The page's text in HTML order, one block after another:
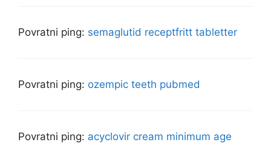
Povratni ping: semaglutid receptfritt tabletter
Povratni ping: ozempic teeth pubmed
Povratni ping: acyclovir cream minimum age